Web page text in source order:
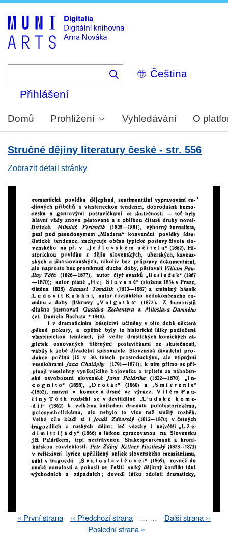
Select
your
Přihlášení
Domů Prohlížení Vyhledávání O
Stručné dějiny literatury české - str. 556
Zobrazit detail stránky
First
« První strana
Previous
‹‹ Předchozí strana … …
Next
Další strana ››
Last
Poslední strana »